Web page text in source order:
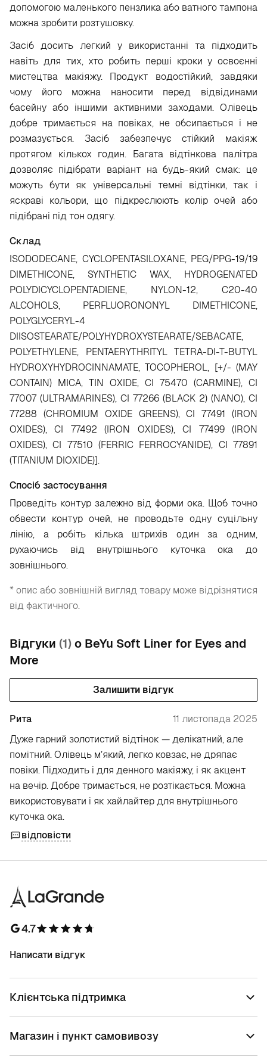
допомогою маленького пензлика або ватного тампона
можна зробити розтушовку.
Засіб досить легкий у використанні та підходить
навіть для тих, хто робить перші кроки у освоєнні
мистецтва макіяжу. Продукт водостійкий, завдяки
чому його можна наносити перед відвідинами
басейну або іншими активними заходами. Олівець
добре тримається на повіках, не обсипається і не
розмазується. Засіб забезпечує стійкий макіяж
протягом кількох годин. Багата відтінкова палітра
дозволяє підібрати варіант на будь-який смак: це
можуть бути як універсальні темні відтінки, так і
яскраві кольори, що підкреслюють колір очей або
підібрані під тон одягу.
Склад
ISODODECANE, CYCLOPENTASILOXANE, PEG/PPG-19/19
DIMETHICONE, SYNTHETIC WAX, HYDROGENATED
POLYDICYCLOPENTADIENE, NYLON-12, C20-40
ALCOHOLS, PERFLUORONONYL DIMETHICONE,
POLYGLYCERYL-4
DIISOSTEARATE/POLYHYDROXYSTEARATE/SEBACATE,
POLYETHYLENE, PENTAERYTHRITYL TETRA-DI-T-BUTYL
HYDROXYHYDROCINNAMATE, TOCOPHEROL, [+/- (MAY
CONTAIN) MICA, TIN OXIDE, CI 75470 (CARMINE), CI
77007 (ULTRAMARINES), CI 77266 (BLACK 2) (NANO), CI
77288 (CHROMIUM OXIDE GREENS), CI 77491 (IRON
OXIDES), CI 77492 (IRON OXIDES), CI 77499 (IRON
OXIDES), CI 77510 (FERRIC FERROCYANIDE), CI 77891
(TITANIUM DIOXIDE)].
Спосіб застосування
Проведіть контур залежно від форми ока. Щоб точно
обвести контур очей, не проводьте одну суцільну
лінію, а робіть кілька штрихів один за одним,
рухаючись від внутрішнього куточка ока до
зовнішнього.
* опис або зовнішній вигляд товару може відрізнятися
від фактичного.
Відгуки (1)о BeYu Soft Liner for Eyes and
More
Залишити відгук
Рита
11 листопада 2025
Дуже гарний золотистий відтінок — делікатний, але
помітний. Олівець м’який, легко ковзає, не дряпає
повіки. Підходить і для денного макіяжу, і як акцент
на вечір. Добре тримається, не розтікається. Можна
використовувати і як хайлайтер для внутрішнього
куточка ока.
відповісти
4.7
Написати відгук
Клієнтська підтримка
Магазин і пункт самовивозу